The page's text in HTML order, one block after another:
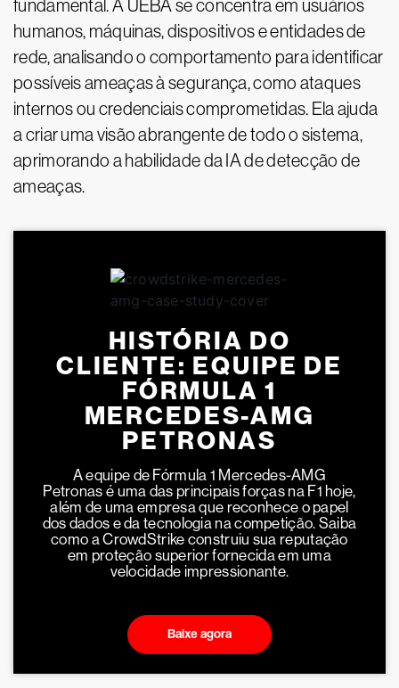
fundamental. A UEBA se concentra em usuários
humanos, máquinas, dispositivos e entidades de
rede, analisando o comportamento para identificar
possíveis ameaças à segurança, como ataques
internos ou credenciais comprometidas. Ela ajuda
a criar uma visão abrangente de todo o sistema,
aprimorando a habilidade da IA de detecção de
ameaças.
HISTÓRIA DO
CLIENTE: EQUIPE DE
FÓRMULA 1
MERCEDES-AMG
PETRONAS
A equipe de Fórmula 1 Mercedes-AMG
Petronas é uma das principais forças na F1 hoje,
além de uma empresa que reconhece o papel
dos dados e da tecnologia na competição. Saiba
como a CrowdStrike construiu sua reputação
em proteção superior fornecida em uma
velocidade impressionante.
Baixe agora